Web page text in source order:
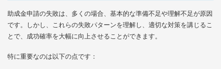
助成金申請の失敗は、多くの場合、基本的な準備不足や理解不足が原因
です。しかし、これらの失敗パターンを理解し、適切な対策を講じるこ
とで、成功確率を大幅に向上させることができます。
特に重要なのは以下の点です：